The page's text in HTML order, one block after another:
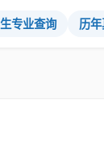
专业查询 历